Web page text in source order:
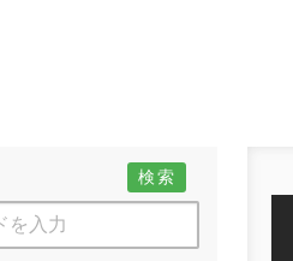
検索